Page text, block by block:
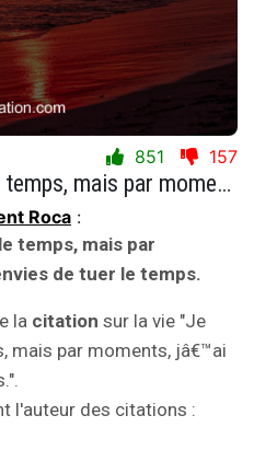
851 157
Je nâ€™ai rien contre le temps, mais par moments, jâ€™ai des envies de tuer le temps.
Roca :
temps, mais par
de tuer le temps.
la citation sur la vie "Je
mais par moments, jâ€™ai
l'auteur des citations :